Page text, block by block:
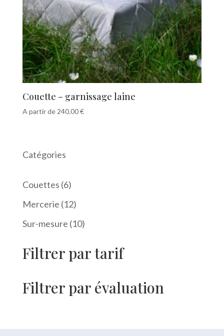
Couette – garnissage laine
A partir de 240.00€
Catégories
Couettes 66
produits
Mercerie 1212
produits
Sur-mesure 1010
Filtrer par tarif
Filtrer par évaluation